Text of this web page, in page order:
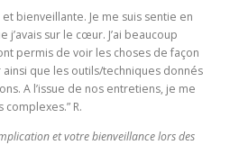
et bienveillante. Je me suis sentie en
sur le cœur. J’ai beaucoup
permis de voir les choses de façon
que les outils/techniques donnés
A l’issue de nos entretiens, je me
R.
et votre bienveillance lors des